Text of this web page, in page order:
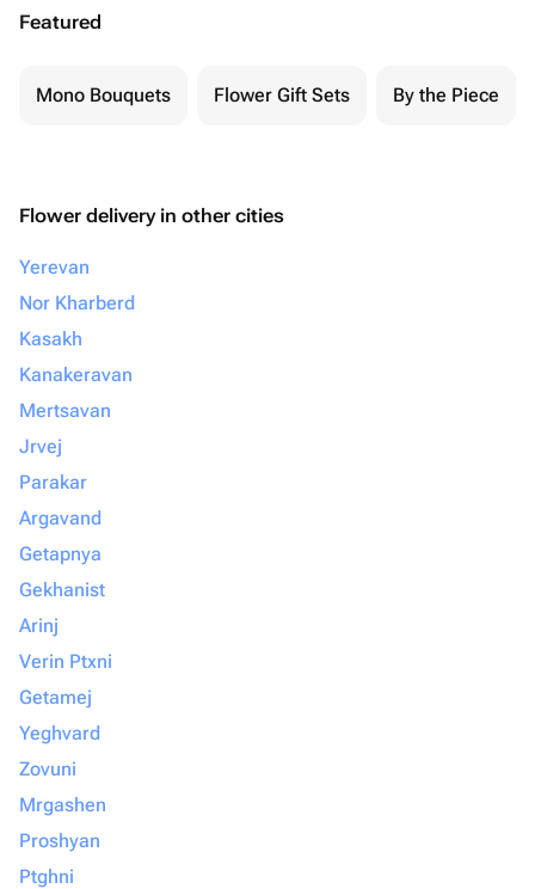
Featured
Mono Bouquets Flower Gift Sets By the Piece
Flower delivery in other cities
Yerevan
Nor Kharberd
Kasakh
Kanakeravan
Mertsavan
Jrvej
Parakar
Argavand
Getapnya
Gekhanist
Arinj
Verin Ptxni
Getamej
Yeghvard
Zovuni
Mrgashen
Proshyan
Ptghni